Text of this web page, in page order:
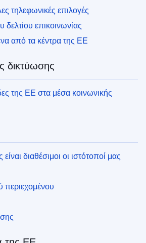
τηλεφωνικές επιλογές
επικοινωνίας
από τα κέντρα της ΕΕ
δικτύωσης
της ΕΕ στα μέσα κοινωνικής
διαθέσιμοι οι ιστότοποί μας
περιεχομένου